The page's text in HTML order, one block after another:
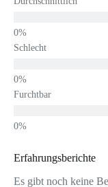
Schlecht
Furchtbar
Erfahrungsberichte
Es gibt noch keine